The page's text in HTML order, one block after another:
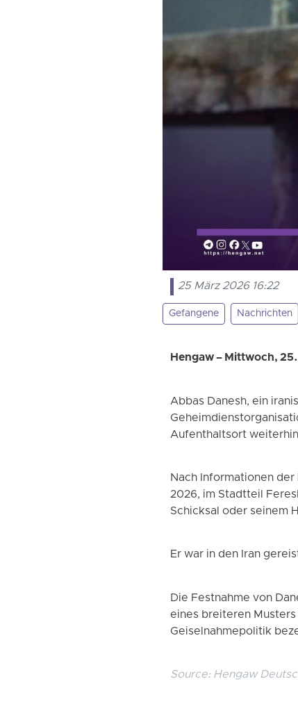
25 März 2026 16:22
Gefangene Nachrichten
Hengaw – Mittwoch,
Abbas Danesh, ein
Aufenthaltsort
Nach Informationen
2026, im Stadtteil
Schicksal oder seinem
Er war in den Iran
Die Festnahme von
eines breiteren
Geiselnahmepolitik
Source: Hengaw